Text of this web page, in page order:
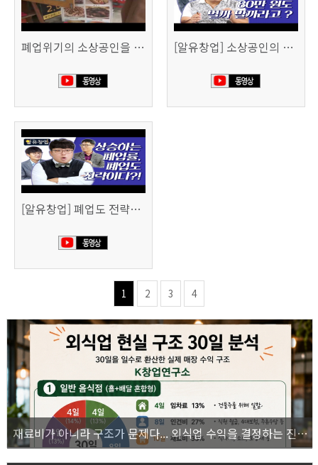
폐업위기의 소상공인을 돕습니다 (SBS생활경제) [알유창업] 소상공인의 창업자금, 어떻게 마련할까
[알유창업] 폐업도 전략이다 사업 정리 노트
1 2 3 4
재료비가 아니라 구조가 문제다... 외식업 수익을 결정하는 진짜 숫자의 비밀